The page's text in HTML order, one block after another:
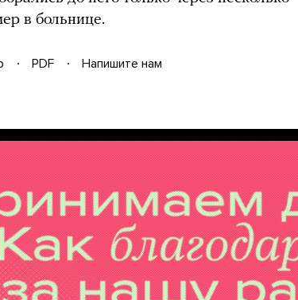
в больнице.
PDF
Напишите нам